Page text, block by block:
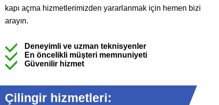
kapı açma hizmetlerimizden yararlanmak için hemen bizi
arayın.
Deneyimli ve uzman teknisyenler
En öncelikli müşteri memnuniyeti
Güvenilir hizmet
Çilingir hizmetleri: